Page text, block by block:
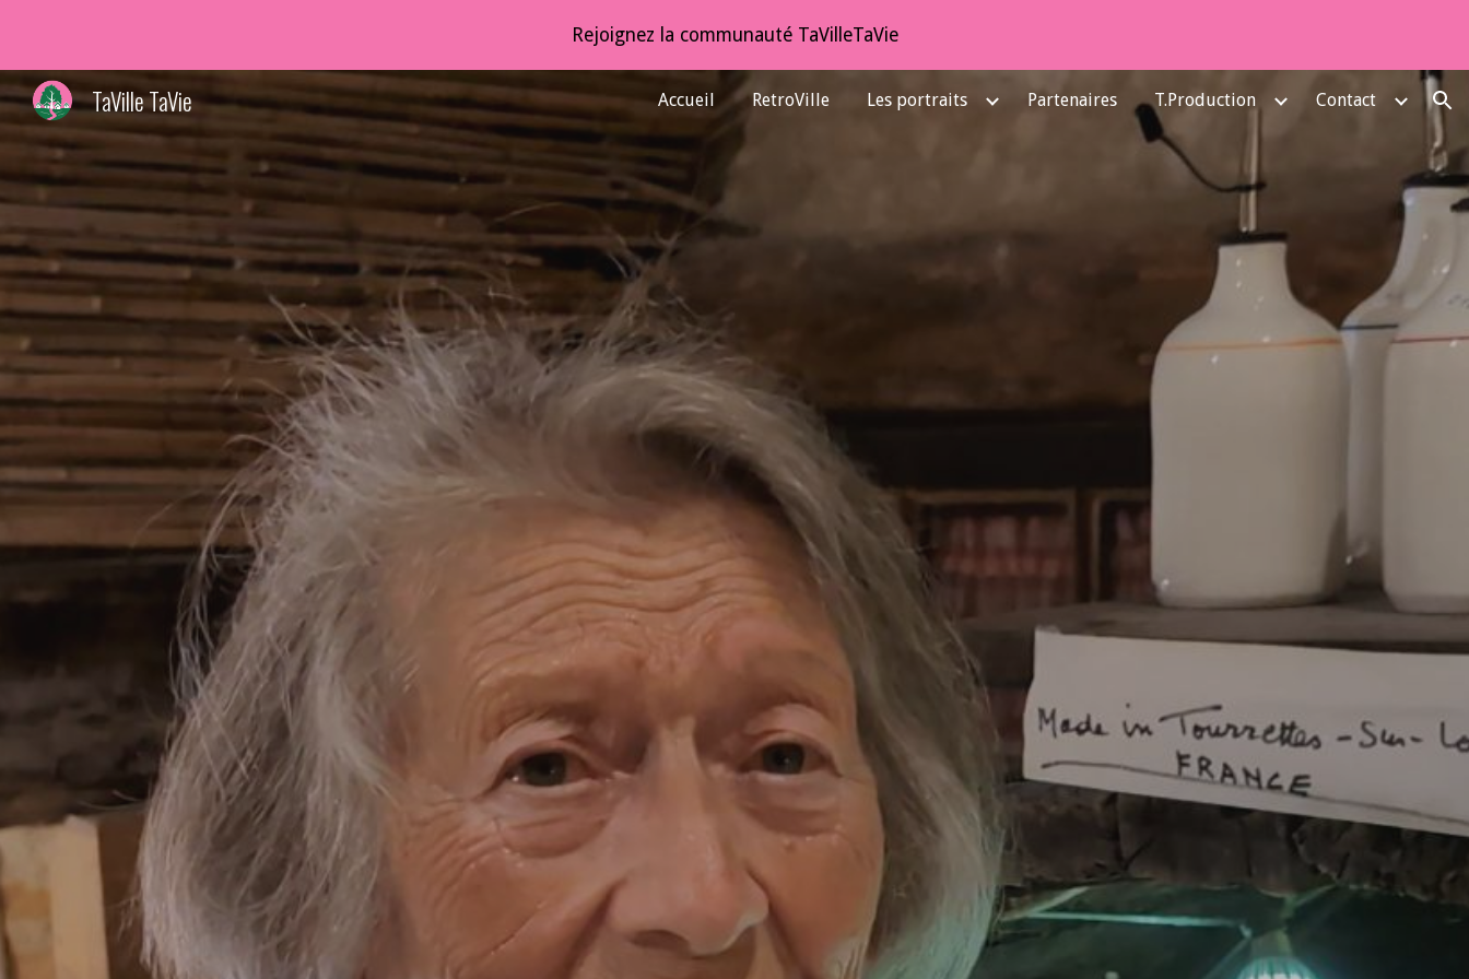
Skip to main content Skip to navigation
Rejoignez la communauté TaVilleTaVie
TaVille TaVie Accueil RetroVille Les portraits Partenaires T.Production Contact